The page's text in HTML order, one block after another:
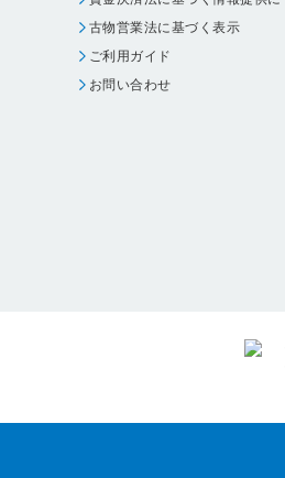
古物営業法に基づく表示
ご利用ガイド
お問い合わせ